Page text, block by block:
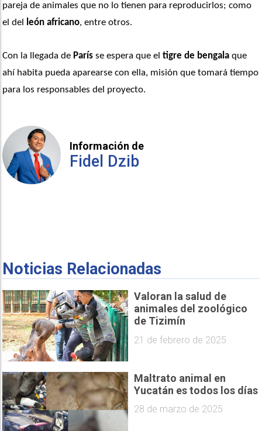
pareja de animales que no lo tienen para reproducirlos; como
el del león africano, entre otros.
Con la llegada de París se espera que el tigre de bengala que
ahí habita pueda aparearse con ella, misión que tomará tiempo
para los responsables del proyecto.
Información de
Fidel Dzib
Noticias Relacionadas
Valoran la salud de
animales del zoológico
de Tizimín
21 de febrero de 2025
Maltrato animal en
Yucatán es todos los días
28 de marzo de 2025